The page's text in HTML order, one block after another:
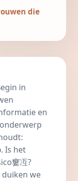
die
in
en
. Is het
窶冱?
duiken we